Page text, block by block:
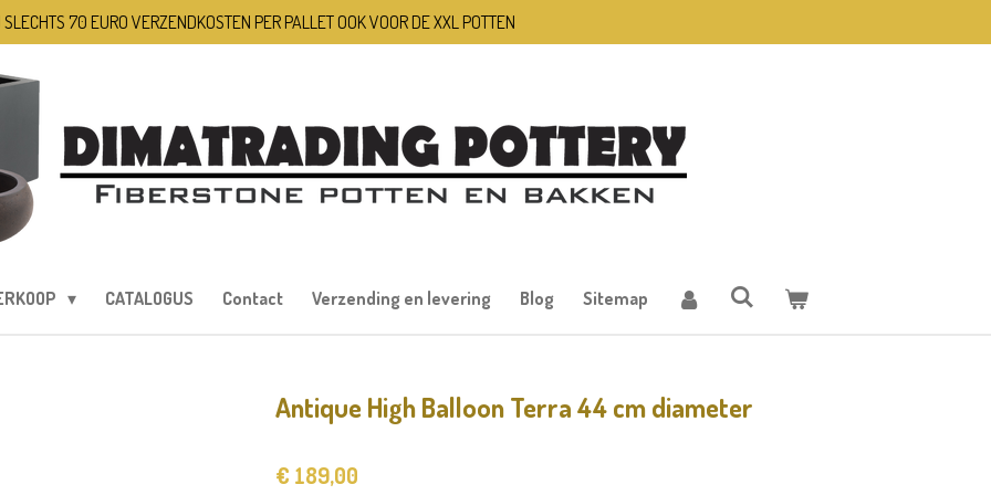
SLECHTS 70 EURO VERZENDKOSTEN PER PALLET OOK VOOR DE XXL POTTEN
CATALOGUS Contact Verzending en levering Blog Sitemap
Antique High Balloon Terra 44 cm diameter
€ 189,00